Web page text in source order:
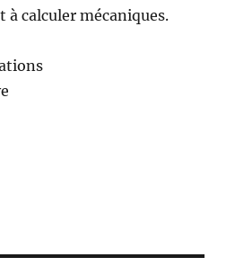
à calculer mécaniques.